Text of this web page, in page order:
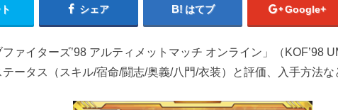
シェア はてブ Google+
ファイターズ’98 アルティメットマッチ オンライン」（KOF’98
ータス（スキル/宿命/闘志/奥義/八門/衣装）と評価、入手方法な